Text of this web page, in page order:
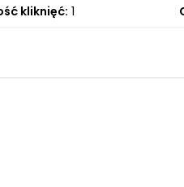
kliknięć: 1